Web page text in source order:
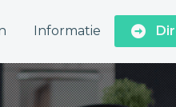
Informatie